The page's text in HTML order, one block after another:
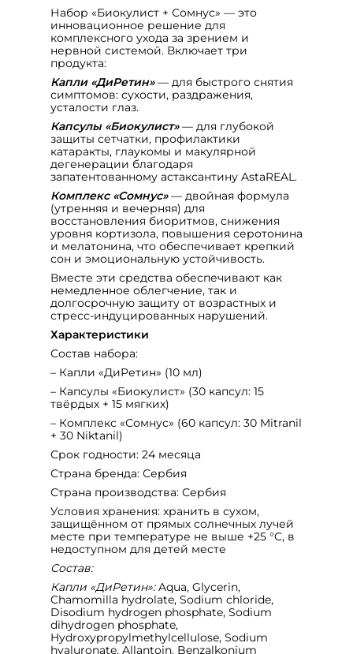
Набор «Биокулист + Сомнус» — это
инновационное решение для
комплексного ухода за зрением и
нервной системой. Включает три
продукта:
Капли «ДиРетин»— для быстрого снятия
симптомов: сухости, раздражения,
усталости глаз.
Капсулы «Биокулист»— для глубокой
защиты сетчатки, профилактики
катаракты, глаукомы и макулярной
дегенерации благодаря
запатентованному астаксантину AstaREAL.
Комплекс «Сомнус»— двойная формула
(утренняя и вечерняя) для
восстановления биоритмов, снижения
уровня кортизола, повышения серотонина
и мелатонина, что обеспечивает крепкий
сон и эмоциональную устойчивость.
Вместе эти средства обеспечивают как
немедленное облегчение, так и
долгосрочную защиту от возрастных и
стресс-индуцированных нарушений.
Характеристики
Состав набора:
– Капли «ДиРетин» (10 мл)
– Капсулы «Биокулист» (30 капсул: 15
твёрдых + 15 мягких)
– Комплекс «Сомнус» (60 капсул: 30 Mitranil
+ 30 Niktanil)
Срок годности: 24 месяца
Страна бренда: Сербия
Страна производства: Сербия
Условия хранения: хранить в сухом,
защищённом от прямых солнечных лучей
месте при температуре не выше +25 °C, в
недоступном для детей месте
Состав:
Капли «ДиРетин»:Aqua, Glycerin,
Chamomilla hydrolate, Sodium chloride,
Disodium hydrogen phosphate, Sodium
dihydrogen phosphate,
Hydroxypropylmethylcellulose, Sodium
hyaluronate, Allantoin, Benzalkonium